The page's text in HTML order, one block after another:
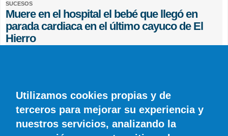
SUCESOS
Muere en el hospital el bebé que llegó en
parada cardiaca en el último cayuco de El
Hierro
Utilizamos cookies propias y de
terceros para mejorar su experiencia y
nuestros servicios, analizando la